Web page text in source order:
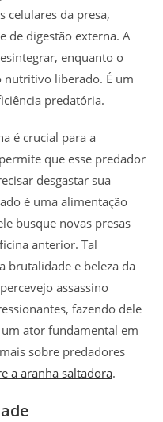
celulares da presa,
de digestão externa. A
enquanto o
nutritivo liberado. É um
predatória.
é crucial para a
que esse predador
desgastar sua
é uma alimentação
busque novas presas
anterior. Tal
brutalidade e beleza da
assassino
fazendo dele
ator fundamental em
sobre predadores
a aranha saltadora.